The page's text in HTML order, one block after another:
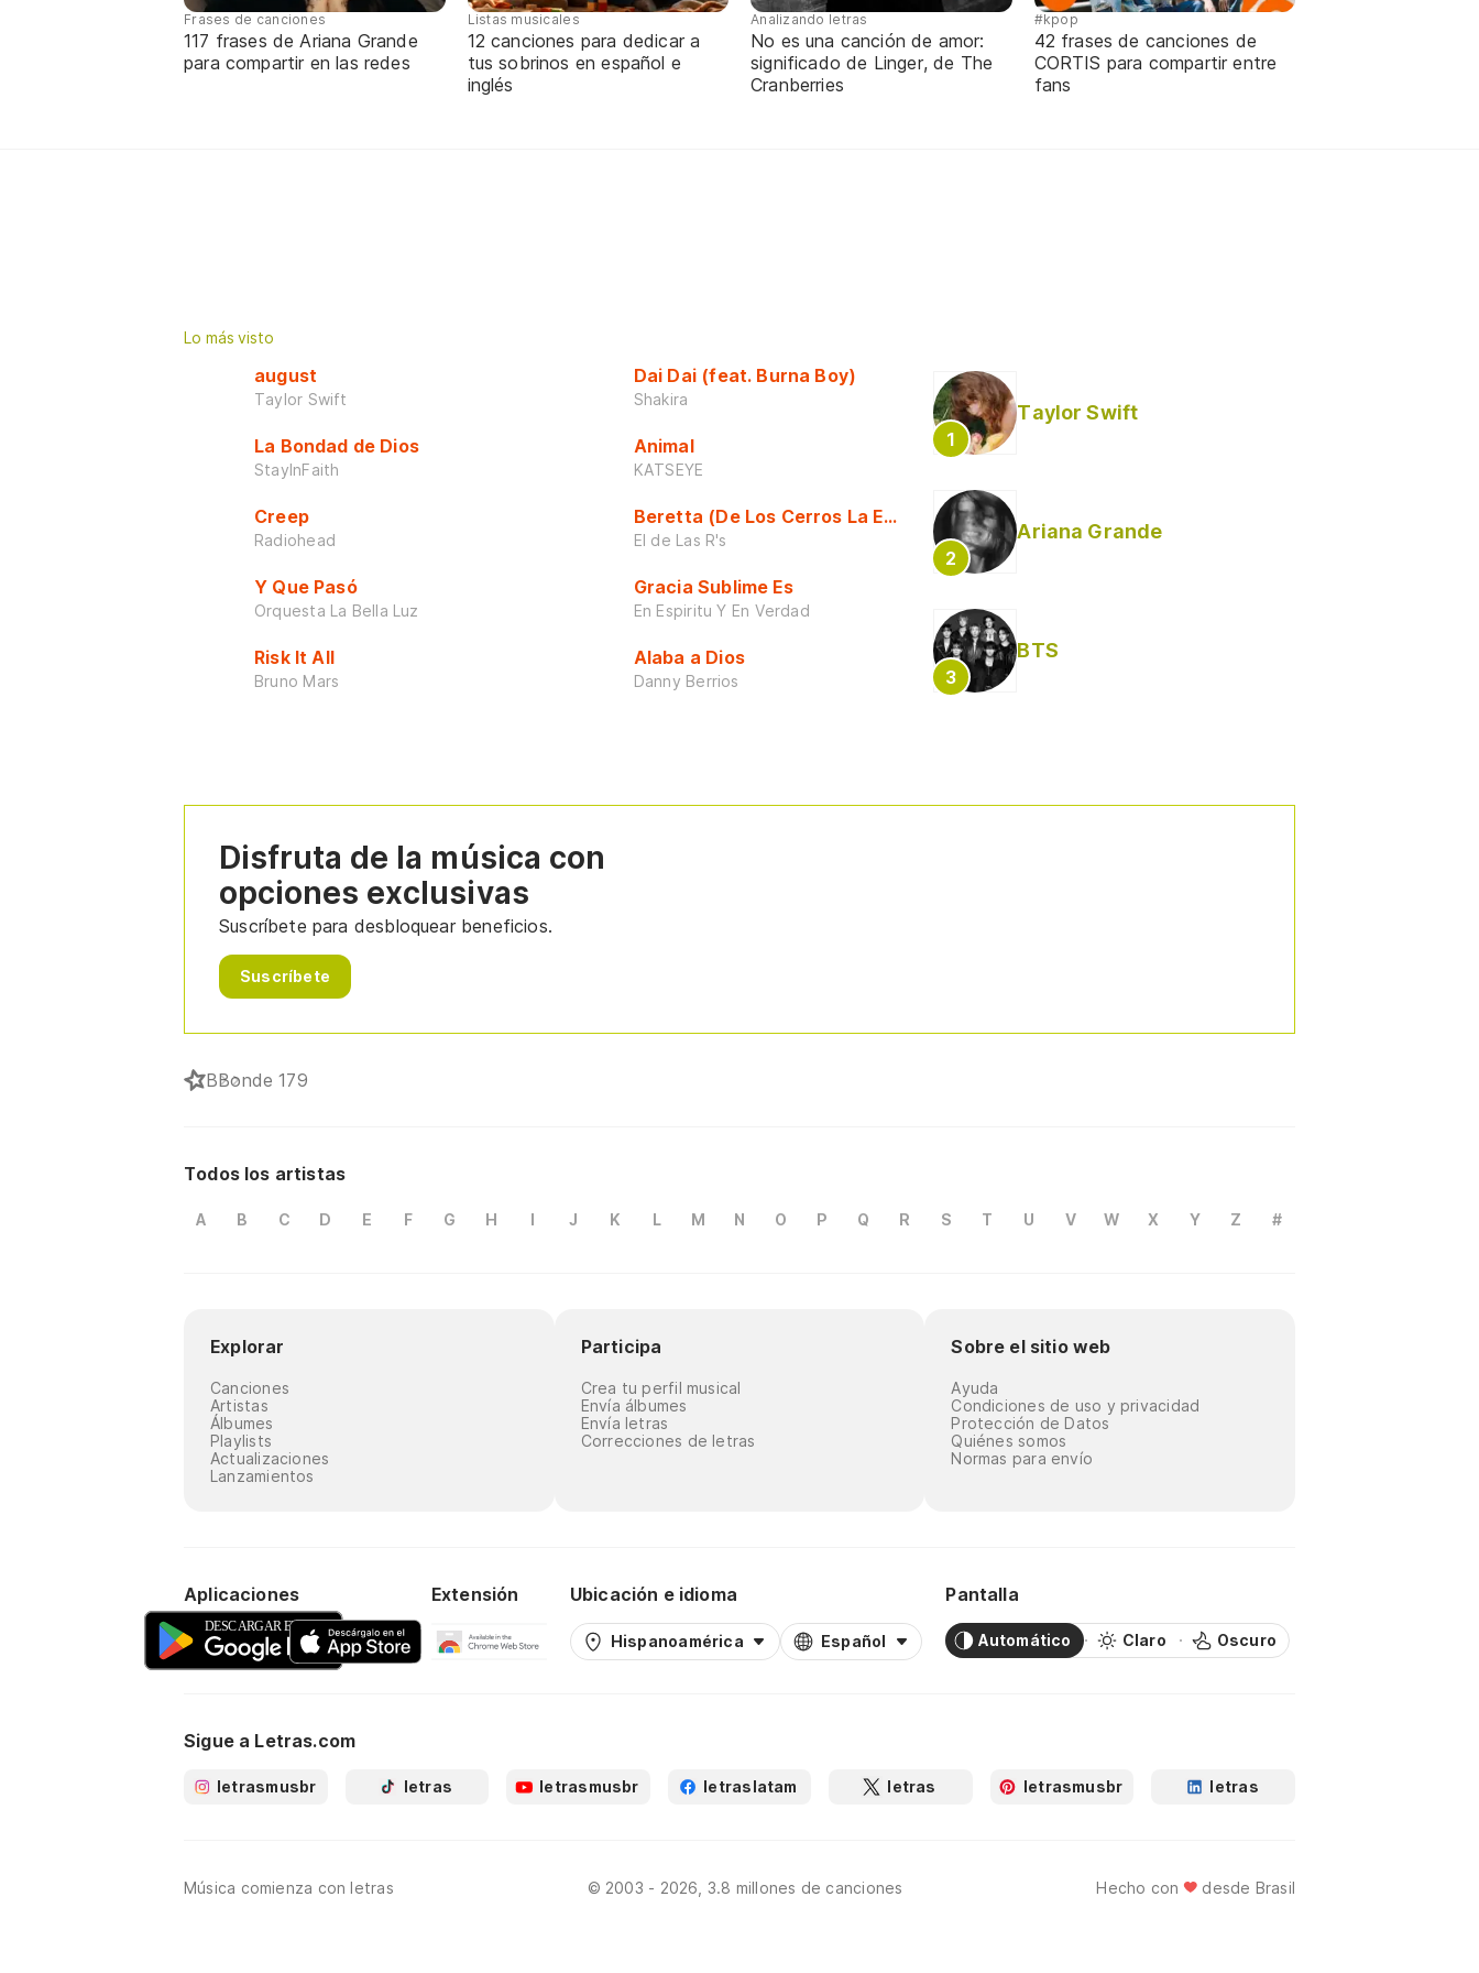
Frases de canciones
117 frases de Ariana Grande
para compartir en las redes
Listas musicales
12 canciones para dedicar a
tus sobrinos en español e
inglés
Analizando letras
No es una canción de amor:
significado de Linger, de The
Cranberries
#kpop
42 frases de canciones de
CORTIS para compartir entre
fans
Lo más visto
august
Taylor Swift
La Bondad de Dios
StayInFaith
Creep
Radiohead
Y Que Pasó
Orquesta La Bella Luz
Risk It All
Bruno Mars
Dai Dai (feat. Burna Boy)
Shakira
Animal
KATSEYE
Beretta (De Los Cerros La Escuela)
El de Las R's
Gracia Sublime Es
En Espiritu Y En Verdad
Alaba a Dios
Danny Berrios
Taylor Swift
Ariana Grande
BTS
Disfruta de la música con
opciones exclusivas
Suscríbete para desbloquear beneficios.
Suscríbete
BBonde 179
Todos los artistas
A B C D E F G H I J K L M N O P Q R S T U V W X Y Z #
Explorar
Canciones
Artistas
Álbumes
Playlists
Actualizaciones
Lanzamientos
Participa
Crea tu perfil musical
Envía álbumes
Envía letras
Correcciones de letras
Sobre el sitio web
Ayuda
Condiciones de uso y privacidad
Protección de Datos
Quiénes somos
Normas para envío
Aplicaciones Extensión Ubicación e idioma
Hispanoamérica Español
Pantalla
Automático Claro Oscuro
Sigue a Letras.com
letrasmusbr letras letrasmusbr letraslatam letras letrasmusbr letras
Música comienza con letras © 2003 - 2026, 3.8 millones de canciones Hecho con desde Brasil